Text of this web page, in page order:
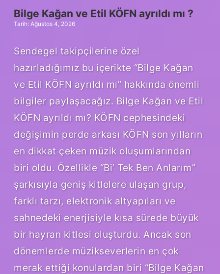
Bilge Kağan ve Etil KÖFN ayrıldı mı ?
Tarih: Ağustos 4, 2026
Sendegel takipçilerine özel
hazırladığımız bu içerikte “Bilge Kağan
ve Etil KÖFN ayrıldı mı” hakkında önemli
bilgiler paylaşacağız. Bilge Kağan ve Etil
KÖFN ayrıldı mı? KÖFN cephesindeki
değişimin perde arkası KÖFN son yılların
en dikkat çeken müzik oluşumlarından
biri oldu. Özellikle “Bi’ Tek Ben Anlarım”
şarkısıyla geniş kitlelere ulaşan grup,
farklı tarzı, elektronik altyapıları ve
sahnedeki enerjisiyle kısa sürede büyük
bir hayran kitlesi oluşturdu. Ancak son
dönemlerde müzikseverlerin en çok
merak ettiği konulardan biri “Bilge Kağan